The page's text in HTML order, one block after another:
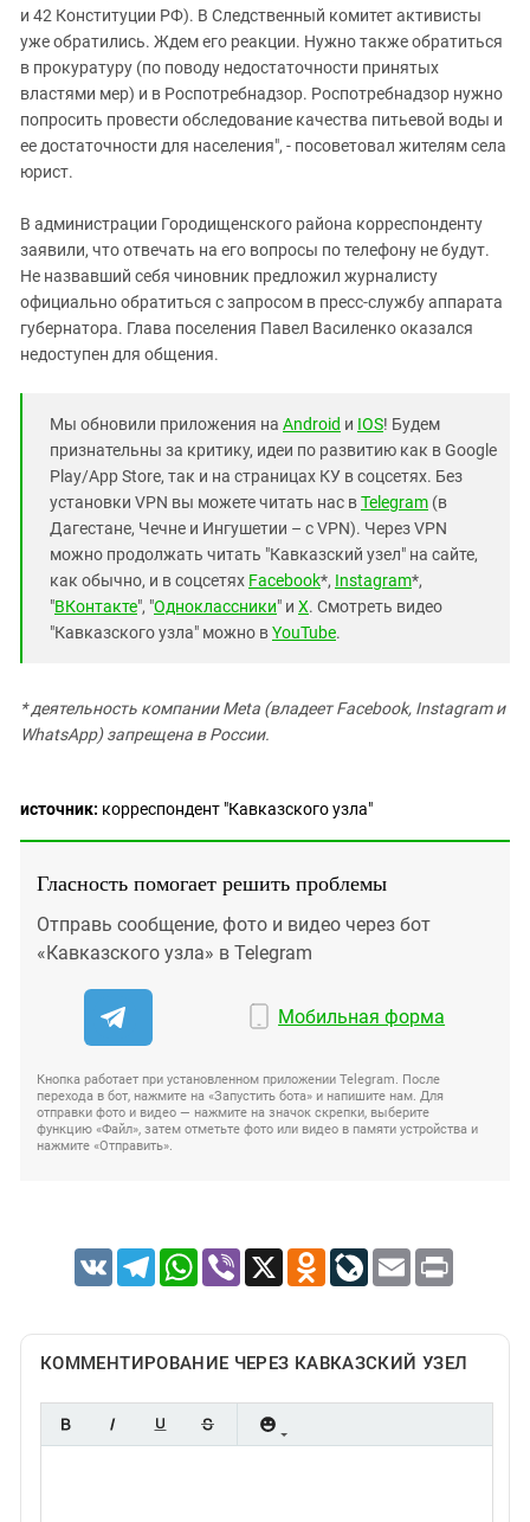
и 42 Конституции РФ). В Следственный комитет активисты
уже обратились. Ждем его реакции. Нужно также обратиться
в прокуратуру (по поводу недостаточности принятых
властями мер) и в Роспотребнадзор. Роспотребнадзор нужно
попросить провести обследование качества питьевой воды и
ее достаточности для населения", - посоветовал жителям села
юрист.
В администрации Городищенского района корреспонденту
заявили, что отвечать на его вопросы по телефону не будут.
Не назвавший себя чиновник предложил журналисту
официально обратиться с запросом в пресс-службу аппарата
губернатора. Глава поселения Павел Василенко оказался
недоступен для общения.
Мы обновили приложения на Android и IOS! Будем
признательны за критику, идеи по развитию как в Google
Play/App Store, так и на страницах КУ в соцсетях. Без
установки VPN вы можете читать нас вTelegram (в
Дагестане, Чечне и Ингушетии – с VPN). Через VPN
можно продолжать читать "Кавказский узел" на сайте,
как обычно, и в соцсетях Facebook*, Instagram*,
"ВКонтакте", "Одноклассники" и X. Смотреть видео
"Кавказского узла" можно вYouTube.
* деятельность компании Meta (владеет Facebook, Instagram и
WhatsApp) запрещена в России.
источник: корреспондент "Кавказского узла"
Гласность помогает решить проблемы
Отправь сообщение, фото и видео через бот
«Кавказского узла» в Telegram
Мобильная форма
Кнопка работает при установленном приложении Telegram. После
перехода в бот, нажмите на «Запустить бота» и напишите нам. Для
отправки фото и видео — нажмите на значок скрепки, выберите
функцию «Файл», затем отметьте фото или видео в памяти устройства и
нажмите «Отправить».
VK TelegramWhatsApp
Viber X Odnoklassniki
LiveJournal
Email Print
КОММЕНТИРОВАНИЕ ЧЕРЕЗ КАВКАЗСКИЙ УЗЕЛ